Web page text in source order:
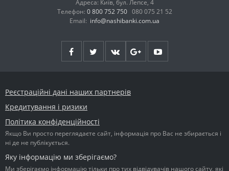
Адреса: Київ, бул. Лепсе, 4
Телефон: 0 800 752 750 080 075 21 52
Email: info@nashibanki.com.ua
Реєстраційні дані наших партнерів
Кредитування і ризики
Політика конфіденційності
Якщо Ви просто переглядаєте сайт, інформація про Вас не збирається і
ні де не публікується.
Яку інформацію ми зберігаємо?
Ми зберігаємо інформацію тільки про тих відвідувачів нашого сайту, які